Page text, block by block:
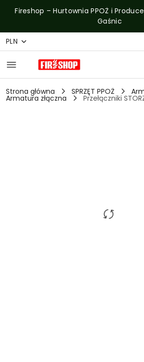
Przejdź do treści głównej
Przejdź do wyszukiwarki
Przejdź do moje konto
Przejdź do menu głównego
Przejdź do opisu produktu
Przejdź do stopki
Fireshop – Hurtownia PPOŻ i
Gaśnic
PLN
Strona główna SPRZĘT PPOŻ
Armatura złączna Przełączniki